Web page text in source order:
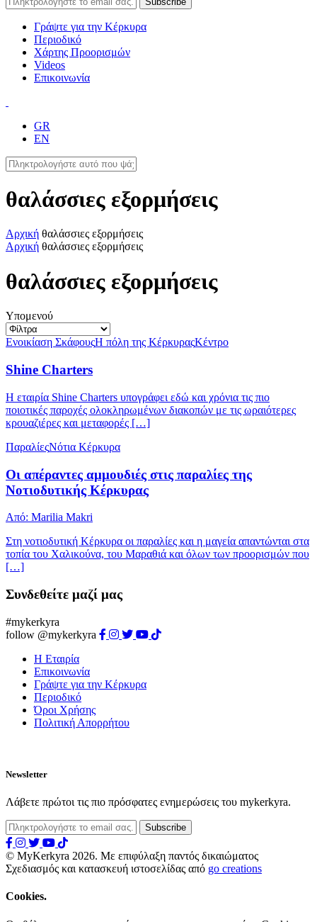
Γράψτε για την Κέρκυρα
Περιοδικό
Χάρτης Προορισμών
Videos
Επικοινωνία
GR
EN
θαλάσσιες εξορμήσεις
Αρχική θαλάσσιες εξορμήσεις
Αρχική θαλάσσιες εξορμήσεις
θαλάσσιες εξορμήσεις
Υπομενού
Ενοικίαση ΣκάφουςΗ πόλη της ΚέρκυραςΚέντρο
Shine Charters
Η εταιρία Shine Charters υπογράφει εδώ και χρόνια τις πιο
ποιοτικές παροχές ολοκληρωμένων διακοπών με τις ωραιότερες
κρουαζιέρες και μεταφορές […]
ΠαραλίεςΝότια Κέρκυρα
Οι απέραντες αμμουδιές στις παραλίες της
Νοτιοδυτικής Κέρκυρας
Από: Marilia Makri
Στη νοτιοδυτική Κέρκυρα οι παραλίες και η μαγεία απαντώνται στα
τοπία του Χαλικούνα, του Μαραθιά και όλων των προορισμών που
[…]
Συνδεθείτε μαζί μας
#mykerkyra
follow @mykerkyra
Η Εταιρία
Επικοινωνία
Γράψτε για την Κέρκυρα
Περιοδικό
Όροι Χρήσης
Πολιτική Απορρήτου
Newsletter
Λάβετε πρώτοι τις πιο πρόσφατες ενημερώσεις του mykerkyra.
© MyKerkyra 2026. Με επιφύλαξη παντός δικαιώματος
Σχεδιασμός και κατασκευή ιστοσελίδας από go creations
Cookies.